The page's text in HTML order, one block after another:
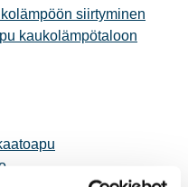
siirtyminen
kaukolämpötaloon